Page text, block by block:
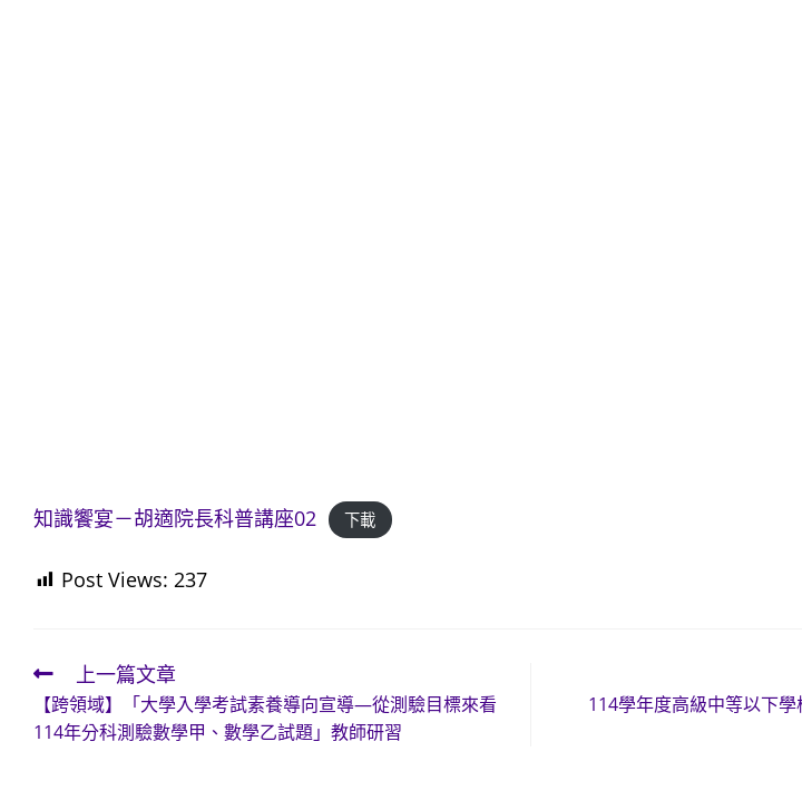
知識饗宴－胡適院長科普講座02 下載
Post Views: 237
Read
more
articles
上一篇文章
【跨領域】「大學入學考試素養導向宣導—從測驗目標來看
114年分科測驗數學甲、數學乙試題」教師研習
114學年度高級中等以下